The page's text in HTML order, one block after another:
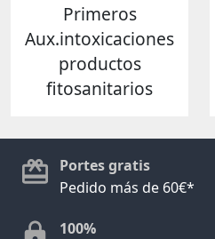
Primeros
Aux.intoxicaciones
productos
fitosanitarios
Portes gratis
Pedido más de 60€*
100%